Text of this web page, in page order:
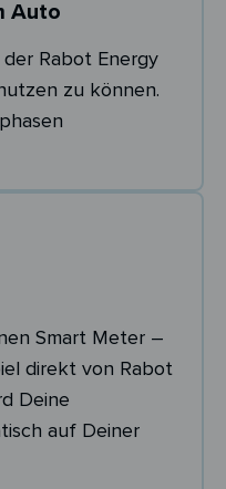
Auto
Rabot Energy
zu können.
Smart Meter –
direkt von Rabot
Deine
auf Deiner